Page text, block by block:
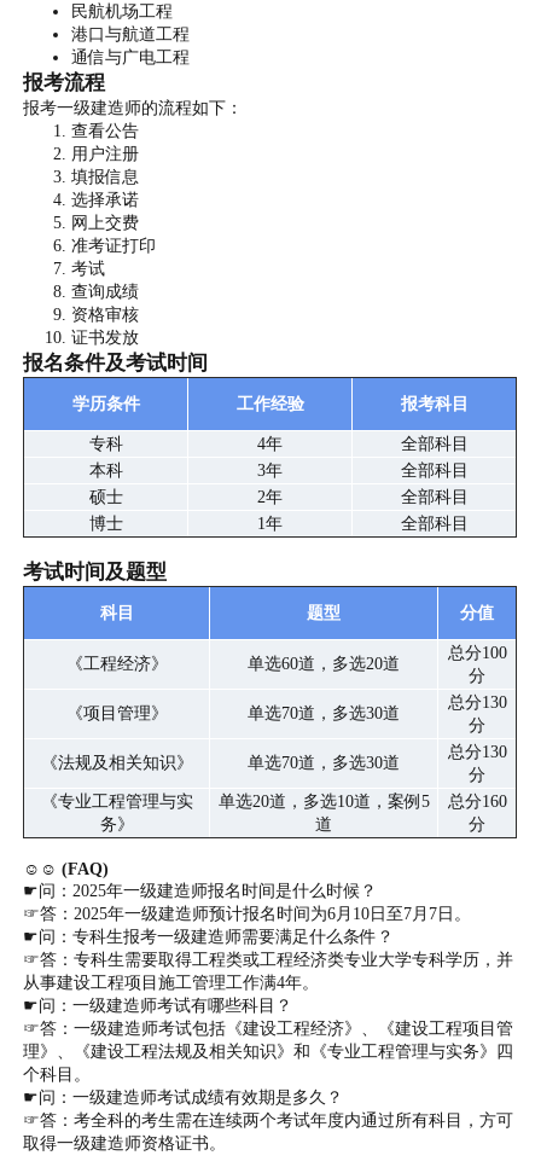
民航机场工程
港口与航道工程
通信与广电工程
报考流程
报考一级建造师的流程如下：
查看公告
用户注册
填报信息
选择承诺
网上交费
准考证打印
考试
查询成绩
资格审核
证书发放
报名条件及考试时间
学历条件 工作经验 报考科目
专科 4年
全部科目
本科
3年
全部科目
硕士
2年
全部科目
博士
1年 全部科目
考试时间及题型
科目 题型 分值
《工程经济》 单选60道，多选20道
总分100
分
《项目管理》
单选70道，多选30道
总分130
分
《法规及相关知识》
单选70道，多选30道
总分130
分
《专业工程管理与实
务》
单选20道，多选10道，案例5
道
总分160
分
☺☺ (FAQ)
☛问：2025年一级建造师报名时间是什么时候？
☞答：2025年一级建造师预计报名时间为6月10日至7月7日。
☛问：专科生报考一级建造师需要满足什么条件？
☞答：专科生需要取得工程类或工程经济类专业大学专科学历，并
从事建设工程项目施工管理工作满4年。
☛问：一级建造师考试有哪些科目？
☞答：一级建造师考试包括《建设工程经济》、《建设工程项目管
理》、《建设工程法规及相关知识》和《专业工程管理与实务》四
个科目。
☛问：一级建造师考试成绩有效期是多久？
☞答：考全科的考生需在连续两个考试年度内通过所有科目，方可
取得一级建造师资格证书。